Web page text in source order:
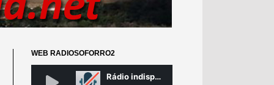
WEB RADIOSOFORRO2